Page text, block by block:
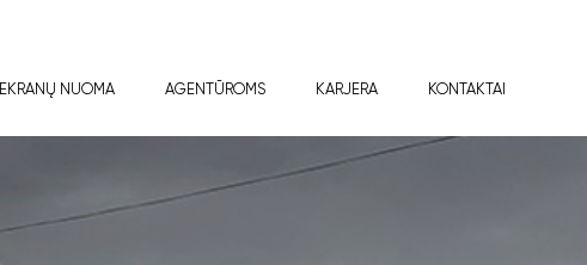
EKRANŲ NUOMA AGENTŪROMS KARJERA KONTAKTAI